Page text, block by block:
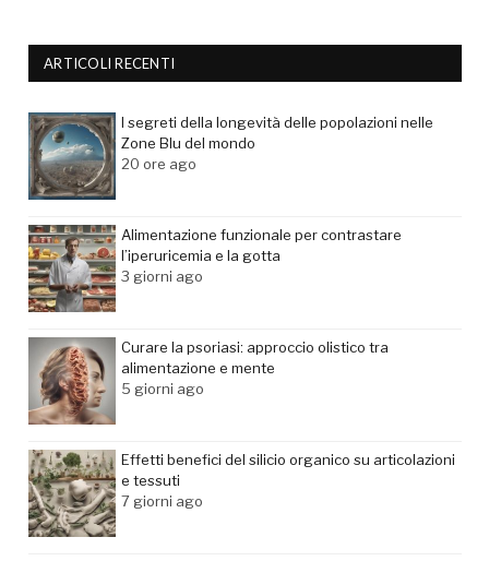
ARTICOLI RECENTI
I segreti della longevità delle popolazioni nelle
Zone Blu del mondo
20 ore ago
Alimentazione funzionale per contrastare
l’iperuricemia e la gotta
3 giorni ago
Curare la psoriasi: approccio olistico tra
alimentazione e mente
5 giorni ago
Effetti benefici del silicio organico su articolazioni
e tessuti
7 giorni ago